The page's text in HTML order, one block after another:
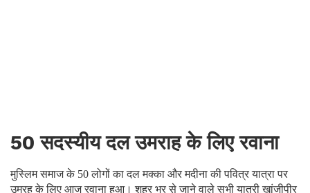
50 सदस्यीय दल उमराह के लिए रवाना
मुस्लिम समाज के 50 लोगों का दल मक्का और मदीना की पवित्र यात्रा पर
उमरह के लिए आज रवाना हुआ। शहर भर से जाने वाले सभी यात्री खांजीपीर